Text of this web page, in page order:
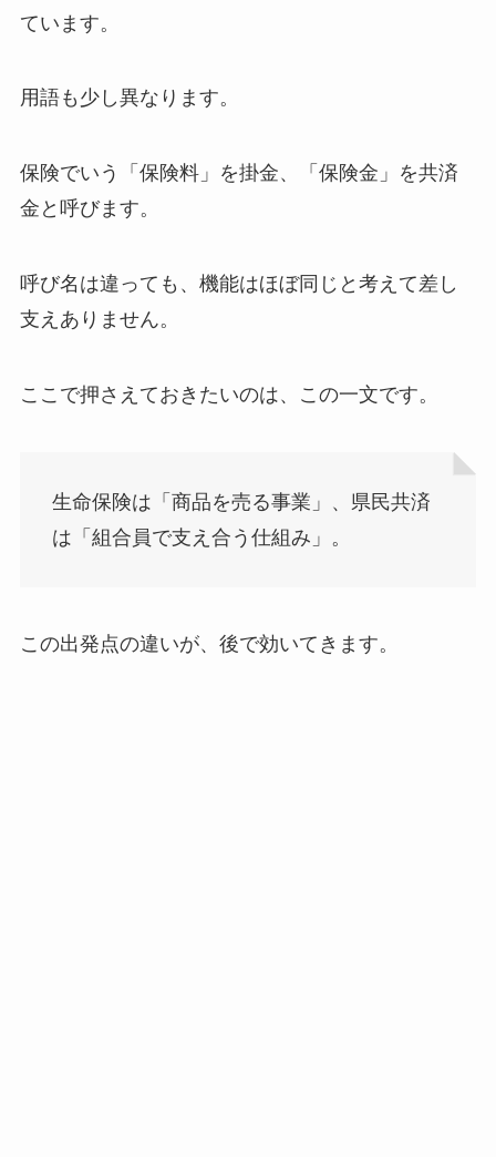
ています。
用語も少し異なります。
保険でいう「保険料」を掛金、「保険金」を共済
金と呼びます。
呼び名は違っても、機能はほぼ同じと考えて差し
支えありません。
ここで押さえておきたいのは、この一文です。
生命保険は「商品を売る事業」、県民共済
は「組合員で支え合う仕組み」。
この出発点の違いが、後で効いてきます。